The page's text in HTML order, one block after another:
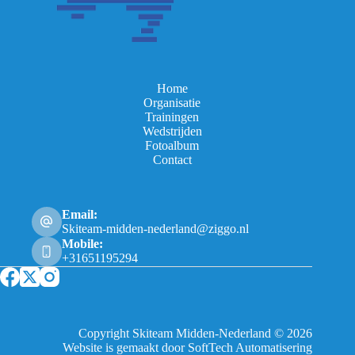
Home
Organisatie
Trainingen
Wedstrijden
Fotoalbum
Contact
Email:
Skiteam-midden-nederland@ziggo.nl
Mobile:
+31651195294
Copyright Skiteam Midden-Nederland © 2026
Website is gemaakt door SoftTech Automatisering